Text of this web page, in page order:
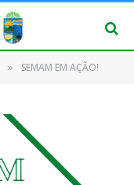
» SEMAM EM AÇÃO!